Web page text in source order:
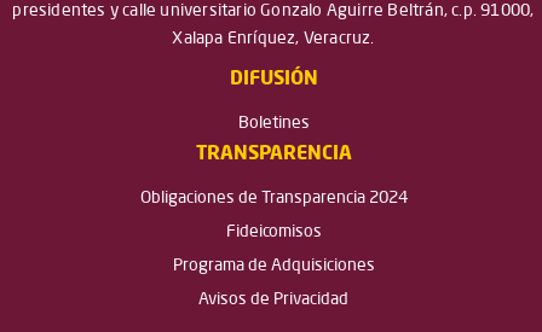
presidentes y calle universitario Gonzalo Aguirre Beltrán, c.p. 91000,
Xalapa Enríquez, Veracruz.
DIFUSIÓN
Boletines
TRANSPARENCIA
Obligaciones de Transparencia 2024
Fideicomisos
Programa de Adquisiciones
Avisos de Privacidad